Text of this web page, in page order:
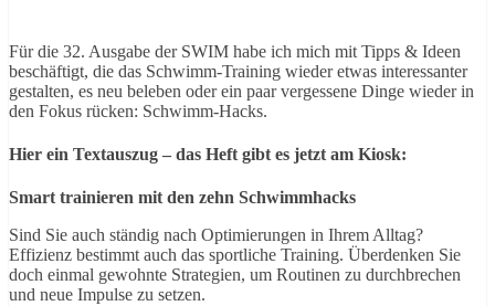
Für die 32. Ausgabe der SWIM habe ich mich mit Tipps & Ideen
beschäftigt, die das Schwimm-Training wieder etwas interessanter
gestalten, es neu beleben oder ein paar vergessene Dinge wieder in
den Fokus rücken: Schwimm-Hacks.
Hier ein Textauszug – das Heft gibt es jetzt am Kiosk:
Smart trainieren mit den zehn Schwimmhacks
Sind Sie auch ständig nach Optimierungen in Ihrem Alltag?
Effizienz bestimmt auch das sportliche Training. Überdenken Sie
doch einmal gewohnte Strategien, um Routinen zu durchbrechen
und neue Impulse zu setzen.